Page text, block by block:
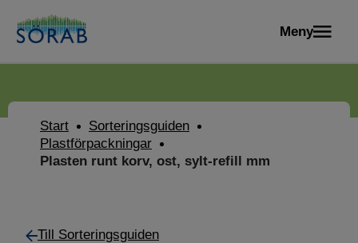
Meny
Start
Sorteringsguiden
Plastförpackningar
Plasten runt korv, ost, sylt-refill mm
Till Sorteringsguiden